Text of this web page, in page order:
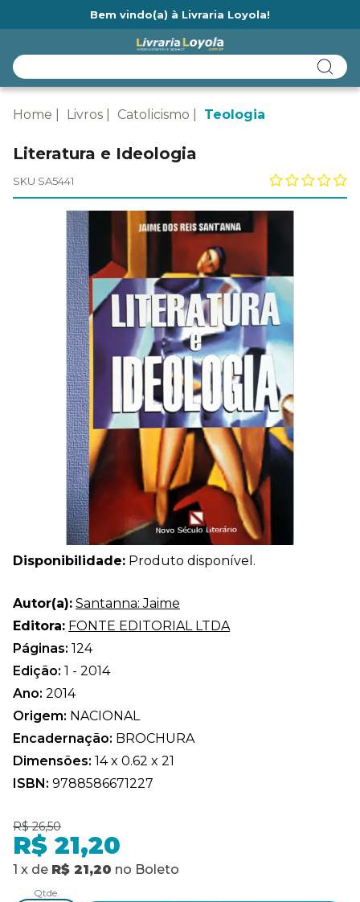
Bem vindo(a) à Livraria Loyola!
Home Livros Catolicismo Teologia
Literatura e Ideologia
SKU SA5441
Disponibilidade: Produto disponível.
Autor(a): Santanna: Jaime
Editora: FONTE EDITORIAL LTDA
Páginas: 124
Edição: 1 - 2014
Ano: 2014
Origem: NACIONAL
Encadernação: BROCHURA
Dimensões: 14 x 0.62 x 21
ISBN: 9788586671227
R$ 26,50
R$ 21,20
1 x de R$ 21,20 no Boleto
Qtde.